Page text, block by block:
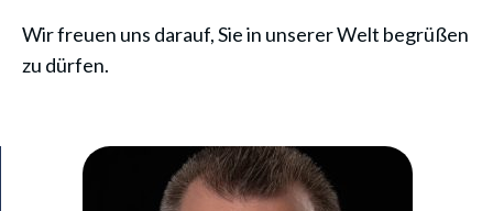
Wir freuen uns darauf, Sie in unserer Welt begrüßen
zu dürfen.